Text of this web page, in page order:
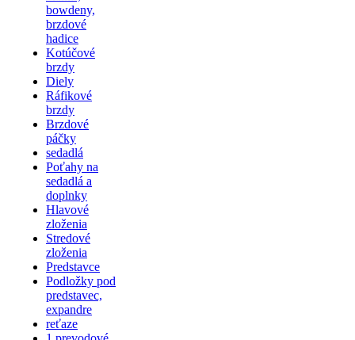
bowdeny,
brzdové
hadice
Kotúčové
brzdy
Diely
Ráfikové
brzdy
Brzdové
páčky
sedadlá
Poťahy na
sedadlá a
doplnky
Hlavové
zloženia
Stredové
zloženia
Predstavce
Podložky pod
predstavec,
expandre
reťaze